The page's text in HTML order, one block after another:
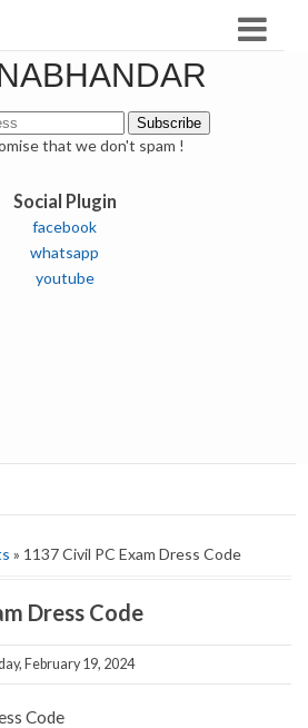
that we don't spam !
Social Plugin
facebook
whatsapp
youtube
» 1137 Civil PC Exam Dress Code
Dress Code
February 19, 2024
Code